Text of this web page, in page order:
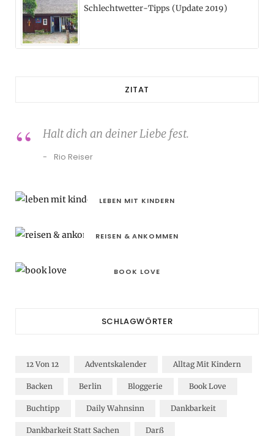
Schlechtwetter-Tipps (Update 2019)
ZITAT
Halt dich an deiner Liebe fest.
Rio Reiser
LEBEN MIT KINDERN
REISEN & ANKOMMEN
BOOK LOVE
SCHLAGWÖRTER
12 Von 12 Adventskalender Alltag Mit Kindern
Backen Berlin Bloggerie Book Love
Buchtipp Daily Wahnsinn Dankbarkeit
Dankbarkeit Statt Sachen Darß